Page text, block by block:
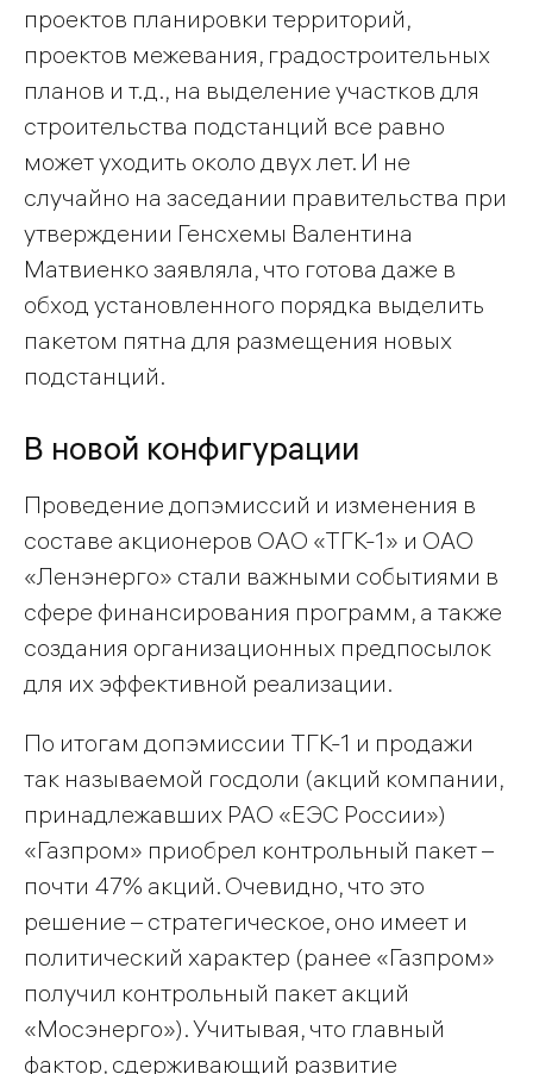
проектов планировки территорий,
проектов межевания, градостроительных
планов и т.д., на выделение участков для
строительства подстанций все равно
может уходить около двух лет. И не
случайно на заседании правительства при
утверждении Генсхемы Валентина
Матвиенко заявляла, что готова даже в
обход установленного порядка выделить
пакетом пятна для размещения новых
подстанций.
В новой конфигурации
Проведение допэмиссий и изменения в
составе акционеров ОАО «ТГК-1» и ОАО
«Ленэнерго» стали важными событиями в
сфере финансирования программ, а также
создания организационных предпосылок
для их эффективной реализации.
По итогам допэмиссии ТГК-1 и продажи
так называемой госдоли (акций компании,
принадлежавших РАО «ЕЭС России»)
«Газпром» приобрел контрольный пакет –
почти 47% акций. Очевидно, что это
решение – стратегическое, оно имеет и
политический характер (ранее «Газпром»
получил контрольный пакет акций
«Мосэнерго»). Учитывая, что главный
фактор, сдерживающий развитие